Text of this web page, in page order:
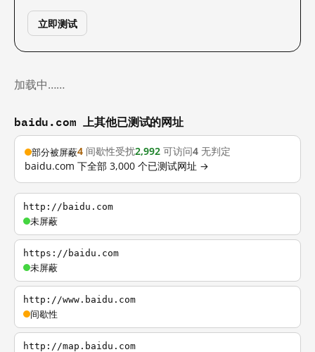
立即测试
加载中……
baidu.com 上其他已测试的网址
部分被屏蔽4 间歇性受扰2,992 可访问4 无判定
baidu.com 下全部 3,000 个已测试网址 →
http://baidu.com
未屏蔽
https://baidu.com
未屏蔽
http://www.baidu.com
间歇性
http://map.baidu.com